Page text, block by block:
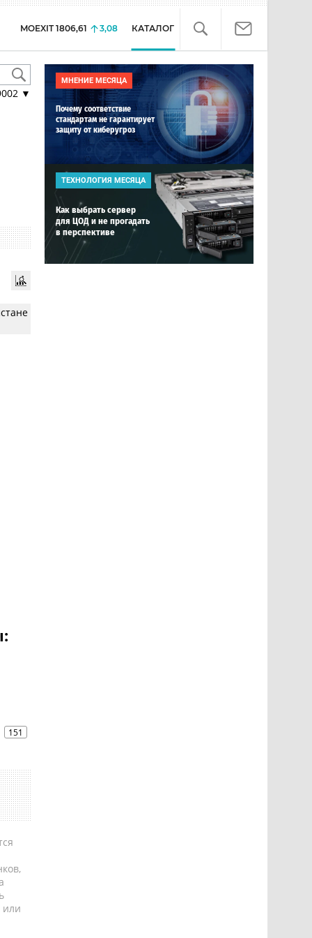
MOEXIT 1806,61 3,08 КАТАЛОГ
▼
151
или
МНЕНИЕ МЕСЯЦА
Почему соответствие
стандартам не гарантирует
защиту от киберугроз
ТЕХНОЛОГИЯ МЕСЯЦА
Как выбрать сервер
для ЦОД и не прогадать
в перспективе